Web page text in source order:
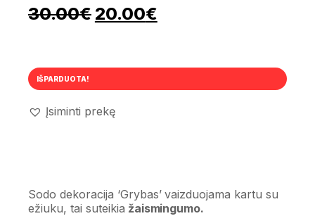
30.00€ Pradinė kaina buvo:
20.00€Dabartinė kaina
IŠPARDUOTA!
Įsiminti prekę
Sodo dekoracija ‘Grybas’ vaizduojama kartu su
ežiuku, tai suteikia žaismingumo.